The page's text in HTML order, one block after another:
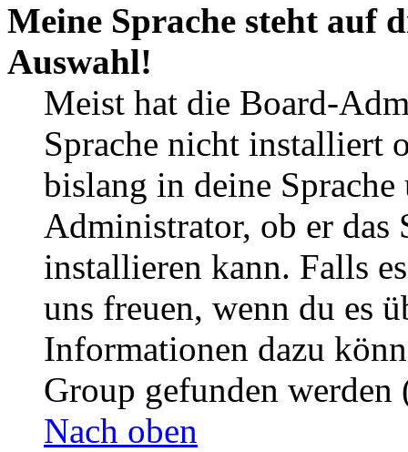
Meine Sprache steht auf
Auswahl!
Meist hat die Board-
Sprache nicht installiert
bislang in deine
Administrator, ob er das
installieren kann. Falls
uns freuen, wenn du es
Informationen dazu
Group gefunden
Nach oben